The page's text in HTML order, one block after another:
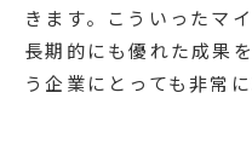
きます。こういったマ
長期的にも優れた成果
う企業にとっても非常